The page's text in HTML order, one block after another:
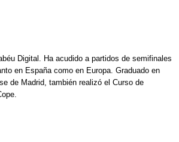
Digital. Ha acudido a partidos de semifinales
en España como en Europa. Graduado en
de Madrid, también realizó el Curso de